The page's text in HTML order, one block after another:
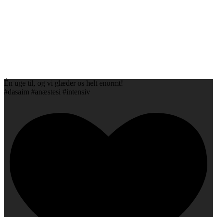
Én uge til, og vi glæder os helt enormt!
#dasaim #anæstesi #intensiv